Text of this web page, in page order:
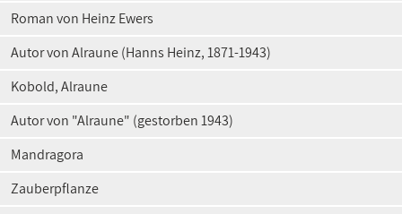
Roman von Heinz Ewers
Autor von Alraune (Hanns Heinz, 1871-1943)
Kobold, Alraune
Autor von "Alraune" (gestorben 1943)
Mandragora
Zauberpflanze